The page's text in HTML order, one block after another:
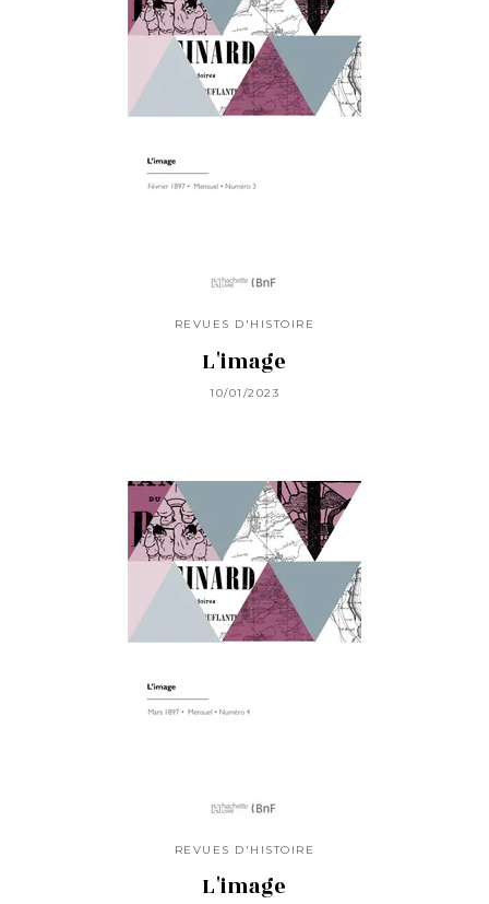
REVUES D'HISTOIRE
L'image
10/01/2023
REVUES D'HISTOIRE
L'image